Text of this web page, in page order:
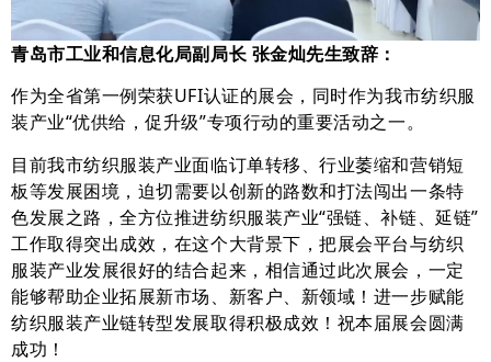
青岛市工业和信息化局副局长 张金灿先生致辞：
作为全省第一例荣获UFI认证的展会，同时作为我市纺织服
装产业“优供给，促升级”专项行动的重要活动之一。
目前我市纺织服装产业面临订单转移、行业萎缩和营销短
板等发展困境，迫切需要以创新的路数和打法闯出一条特
色发展之路，全方位推进纺织服装产业“强链、补链、延链”
工作取得突出成效，在这个大背景下，把展会平台与纺织
服装产业发展很好的结合起来，相信通过此次展会，一定
能够帮助企业拓展新市场、新客户、新领域！进一步赋能
纺织服装产业链转型发展取得积极成效！ 祝本届展会圆满
成功！